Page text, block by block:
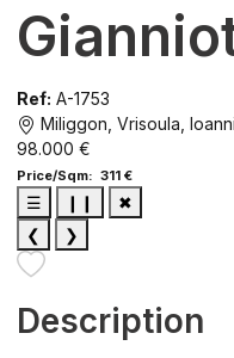
Ref: A-1753
Miliggon, Vrisoula,
98.000 €
Price/Sqm: 311 €
☰ ❙❙
✖
❮
❯
Description